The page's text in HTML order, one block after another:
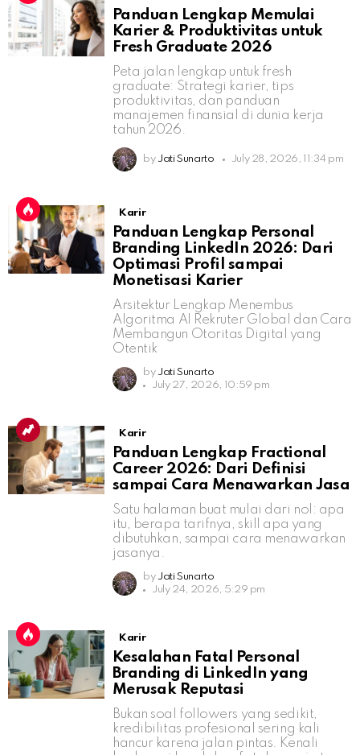
Panduan Lengkap Memulai
Karier & Produktivitas untuk
Fresh Graduate 2026
Peta jalan lengkap untuk fresh
graduate: Strategi karier, tips
produktivitas, dan panduan
manajemen finansial di dunia kerja
tahun 2026.
by Jati Sunarto July 28, 2026, 11:34 pm
Karir
Panduan Lengkap Personal
Branding LinkedIn 2026: Dari
Optimasi Profil sampai
Monetisasi Karier
Arsitektur Lengkap Menembus
Algoritma AI Rekruter Global dan Cara
Membangun Otoritas Digital yang
Otentik
by Jati Sunarto
July 27, 2026, 10:59 pm
Karir
Panduan Lengkap Fractional
Career 2026: Dari Definisi
sampai Cara Menawarkan Jasa
Satu halaman buat mulai dari nol: apa
itu, berapa tarifnya, skill apa yang
dibutuhkan, sampai cara menawarkan
jasanya.
by Jati Sunarto
July 24, 2026, 5:29 pm
Karir
Kesalahan Fatal Personal
Branding di LinkedIn yang
Merusak Reputasi
Bukan soal followers yang sedikit,
kredibilitas profesional sering kali
hancur karena jalan pintas. Kenali